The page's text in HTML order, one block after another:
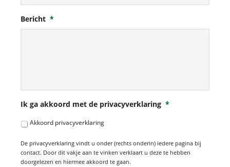
Bericht *
Ik ga akkoord met de privacyverklaring *
Akkoord privacyverklaring
De privacyverklaring vindt u onder (rechts onderin) iedere pagina bij
contact. Door dit vakje aan te vinken verklaart u deze te hebben
doorgelezen en hiermee akkoord te gaan.